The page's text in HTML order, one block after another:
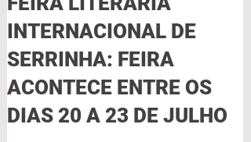
INTERNACIONAL DE
SERRINHA: FEIRA
ACONTECE ENTRE OS
DIAS 20 A 23 DE JULHO